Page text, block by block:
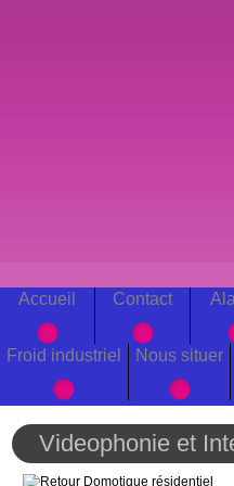
Accueil Contact
Froid industriel Nous situer
Videophonie et